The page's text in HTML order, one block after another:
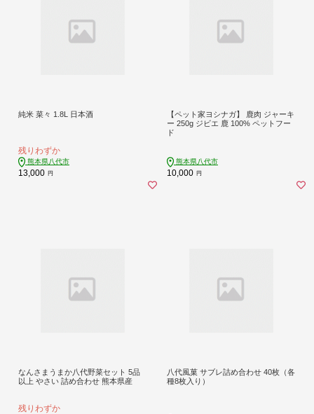
純米 菜々 1.8L 日本酒
残りわずか
熊本県八代市
13,000 円
【ペット家ヨシナガ】 鹿肉 ジャーキ
ー 250g ジビエ 鹿 100% ペットフー
ド
熊本県八代市
10,000 円
なんさまうまか八代野菜セット 5品
以上 やさい 詰め合わせ 熊本県産
残りわずか
八代風菓 サブレ詰め合わせ 40枚（各
種8枚入り）